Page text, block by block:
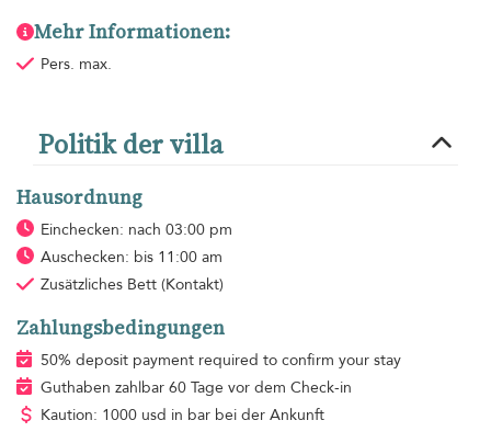
Mehr Informationen:
Pers. max.
Politik der villa
Hausordnung
Einchecken: nach 03:00 pm
Auschecken: bis 11:00 am
Zusätzliches Bett (Kontakt)
Zahlungsbedingungen
50% deposit payment required to confirm your stay
Guthaben zahlbar 60 Tage vor dem Check-in
Kaution: 1000 usd in bar bei der Ankunft